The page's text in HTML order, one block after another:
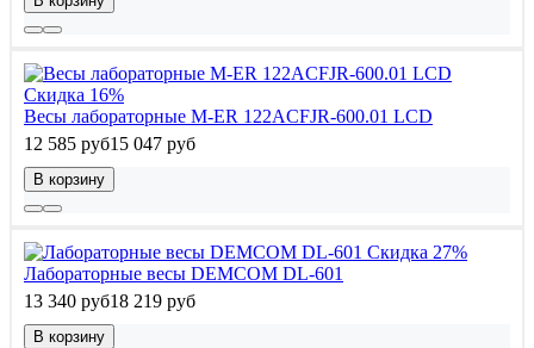
Скидка 16%
Весы лабораторные M-ER 122АCFJR-600.01 LСD
12 585 руб15 047 руб
В корзину
Скидка 27%
Лабораторные весы DEMCOM DL-601
13 340 руб18 219 руб
В корзину